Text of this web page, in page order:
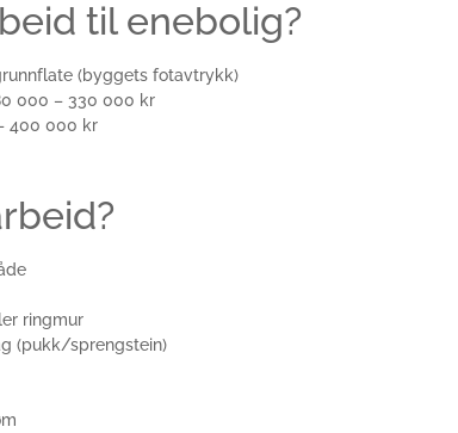
til enebolig?
(byggets fotavtrykk)
000 – 330 000 kr
400 000 kr
ringmur
(pukk/sprengstein)